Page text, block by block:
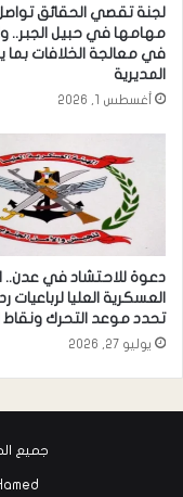
لجنة تقصي الحقائق
مهامها في حبيل الجبر..
في معالجة الخلافات بما
المديرية
أغسطس 1, 2026
دعوة للاحتشاد في عدن..
العسكرية العليا لرباعيات
تحدد موعد التحرك ونقاط
يوليو 27, 2026
جميع